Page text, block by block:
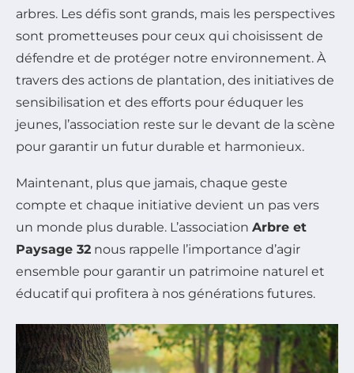
arbres. Les défis sont grands, mais les perspectives
sont prometteuses pour ceux qui choisissent de
défendre et de protéger notre environnement. À
travers des actions de plantation, des initiatives de
sensibilisation et des efforts pour éduquer les
jeunes, l’association reste sur le devant de la scène
pour garantir un futur durable et harmonieux.
Maintenant, plus que jamais, chaque geste
compte et chaque initiative devient un pas vers
un monde plus durable. L’association Arbre et
Paysage 32 nous rappelle l’importance d’agir
ensemble pour garantir un patrimoine naturel et
éducatif qui profitera à nos générations futures.